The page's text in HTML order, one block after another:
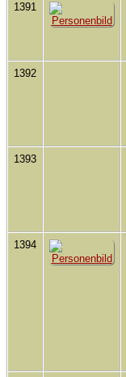
1391
1392
1393
1394